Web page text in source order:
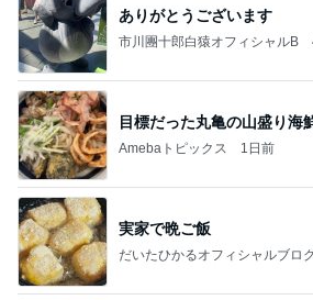
ありがとうございます
市川團十郎白猿オフィシャルB
目標だった丸亀の山盛り海
Amebaトピックス 1日前
実家で晩ご飯
だいたひかるオフィシャルブロ